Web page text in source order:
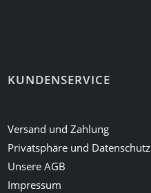
KUNDENSERVICE
Versand und Zahlung
Privatsphäre und Datenschutz
Unsere AGB
Impressum